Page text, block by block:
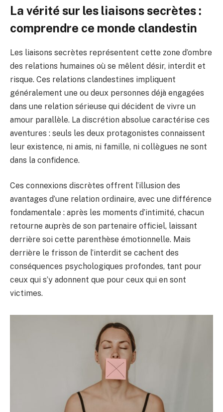
La vérité sur les liaisons secrètes :
comprendre ce monde clandestin
Les liaisons secrètes représentent cette zone d’ombre
des relations humaines où se mêlent désir, interdit et
risque. Ces relations clandestines impliquent
généralement une ou deux personnes déjà engagées
dans une relation sérieuse qui décident de vivre un
amour parallèle. La discrétion absolue caractérise ces
aventures : seuls les deux protagonistes connaissent
leur existence, ni amis, ni famille, ni collègues ne sont
dans la confidence.
Ces connexions discrètes offrent l’illusion des
avantages d’une relation ordinaire, avec une différence
fondamentale : après les moments d’intimité, chacun
retourne auprès de son partenaire officiel, laissant
derrière soi cette parenthèse émotionnelle. Mais
derrière le frisson de l’interdit se cachent des
conséquences psychologiques profondes, tant pour
ceux qui s’y adonnent que pour ceux qui en sont
victimes.